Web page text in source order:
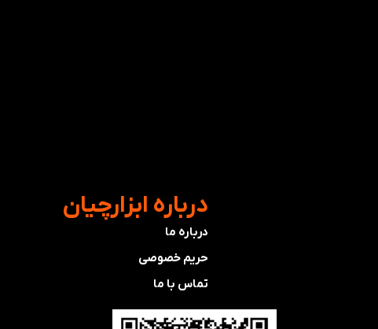
​درباره ابزارچیان
درباره ما
حریم خصوصی
تماس با ما